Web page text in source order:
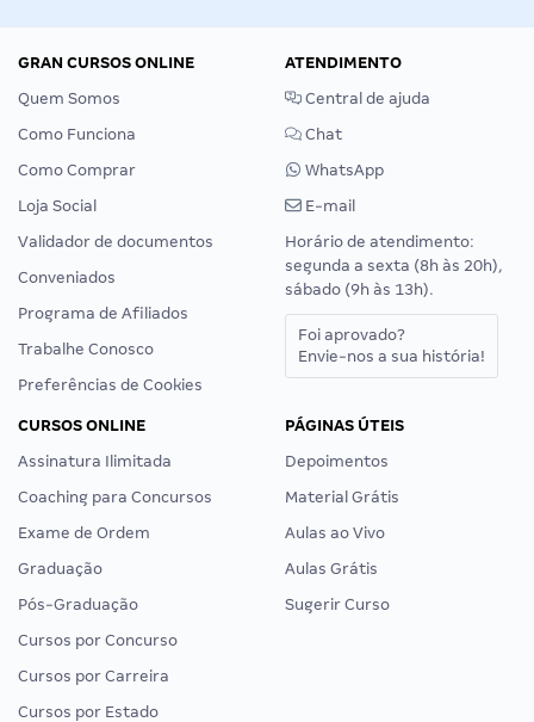
GRAN CURSOS ONLINE
Quem Somos
Como Funciona
Como Comprar
Loja Social
Validador de documentos
Conveniados
Programa de Afiliados
Trabalhe Conosco
Preferências de Cookies
ATENDIMENTO
Central de ajuda
Chat
WhatsApp
E-mail
Horário de atendimento:
segunda a sexta (8h às 20h),
sábado (9h às 13h).
Foi aprovado?
Envie-nos a sua história!
CURSOS ONLINE
Assinatura Ilimitada
Coaching para Concursos
Exame de Ordem
Graduação
Pós-Graduação
Cursos por Concurso
Cursos por Carreira
Cursos por Estado
PÁGINAS ÚTEIS
Depoimentos
Material Grátis
Aulas ao Vivo
Aulas Grátis
Sugerir Curso